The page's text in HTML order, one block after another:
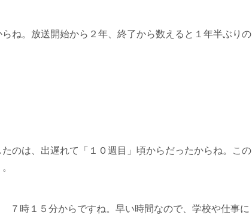
ね。放送開始から２年、終了から数えると１年半ぶりの
のは、出遅れて「１０週目」頃からだったからね。この
時１５分からですね。早い時間なので、学校や仕事に